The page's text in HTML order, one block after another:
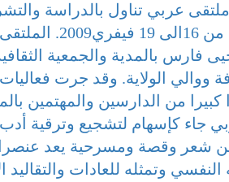
عربي تناول بالدراسة
أدب الطفل وهذا في
فارس بالمدية والجمعية
ووالي الولاية. وقد جرت
من الدارسين والمهتمين
جاء كإسهام لتشجيع وترقية
من شعر وقصة ومسرحية يعد
وتمثله للعادات والتقاليد